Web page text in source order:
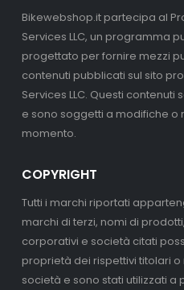
Bikewebshop.it partecipa al
Services LLC, un programma
progettato per fornire mezzi
contenuti pubblicati sul sito
Services LLC. Questi contenuti
e sono soggetti a modifiche o
momento.
COPYRIGHT
Tutti i marchi riportati
marchi di terzi, nomi di
corporativi e società citati
proprietà dei rispettivi titolari o
società e sono stati utilizzati